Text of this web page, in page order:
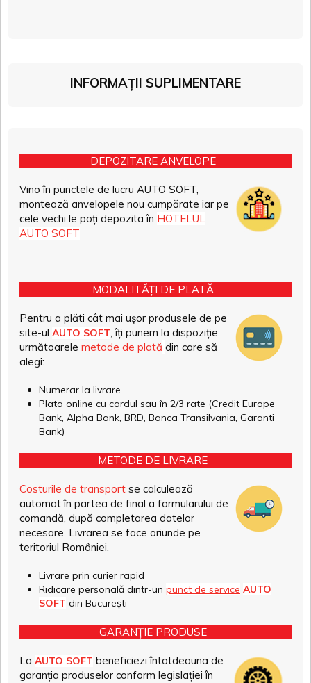
INFORMAȚII SUPLIMENTARE
DEPOZITARE ANVELOPE
Vino în punctele de lucru AUTO SOFT,
montează anvelopele nou cumpărate iar pe
cele vechi le poți depozita în HOTELUL
AUTO SOFT
MODALITĂȚI DE PLATĂ
Pentru a plăti cât mai ușor produsele de pe
site-ul AUTO SOFT , îți punem la dispoziție
următoarele metode de plată din care să
alegi:
Numerar la livrare
Plata online cu cardul sau în 2/3 rate (Credit Europe
Bank, Alpha Bank, BRD, Banca Transilvania, Garanti
Bank)
METODE DE LIVRARE
Costurile de transport se calculează
automat în partea de final a formularului de
comandă, după completarea datelor
necesare. Livrarea se face oriunde pe
teritoriul României.
Livrare prin curier rapid
Ridicare personală dintr-un punct de service AUTO
SOFT din București
GARANȚIE PRODUSE
La AUTO SOFT beneficiezi întotdeauna de
garanția produselor conform legislației în